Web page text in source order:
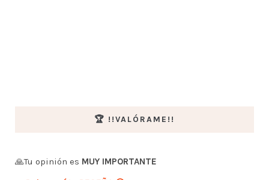
🏆 !!VALÓRAME!!
🙏Tu opinión es MUY IMPORTANTE